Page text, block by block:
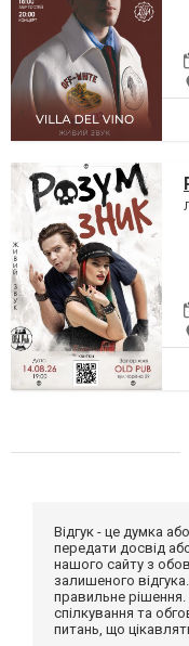
Відгук - це думка
передати досвід
нашого сайту з
залишеного
правильне рішення.
спілкування та
питань, що